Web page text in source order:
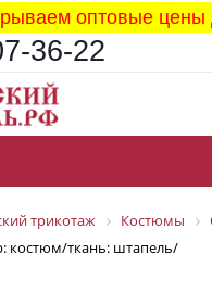
оптовые цены
36-22
трикотаж Костюмы
костюм/ткань: штапель/